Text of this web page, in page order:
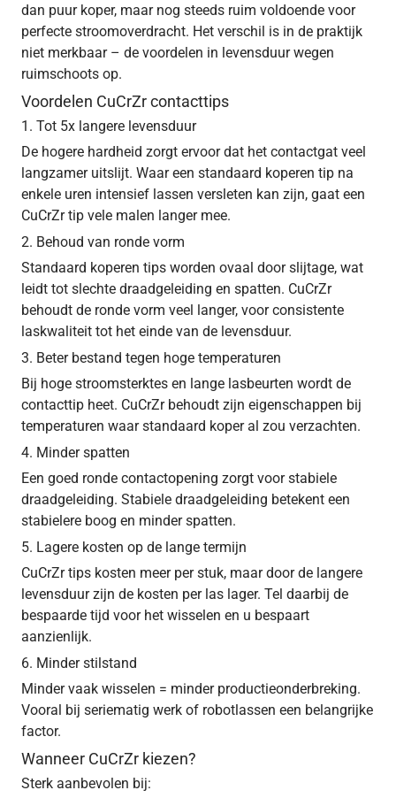
dan puur koper, maar nog steeds ruim voldoende voor
perfecte stroomoverdracht. Het verschil is in de praktijk
niet merkbaar – de voordelen in levensduur wegen
ruimschoots op.
Voordelen CuCrZr contacttips
1. Tot 5x langere levensduur
De hogere hardheid zorgt ervoor dat het contactgat veel
langzamer uitslijt. Waar een standaard koperen tip na
enkele uren intensief lassen versleten kan zijn, gaat een
CuCrZr tip vele malen langer mee.
2. Behoud van ronde vorm
Standaard koperen tips worden ovaal door slijtage, wat
leidt tot slechte draadgeleiding en spatten. CuCrZr
behoudt de ronde vorm veel langer, voor consistente
laskwaliteit tot het einde van de levensduur.
3. Beter bestand tegen hoge temperaturen
Bij hoge stroomsterktes en lange lasbeurten wordt de
contacttip heet. CuCrZr behoudt zijn eigenschappen bij
temperaturen waar standaard koper al zou verzachten.
4. Minder spatten
Een goed ronde contactopening zorgt voor stabiele
draadgeleiding. Stabiele draadgeleiding betekent een
stabielere boog en minder spatten.
5. Lagere kosten op de lange termijn
CuCrZr tips kosten meer per stuk, maar door de langere
levensduur zijn de kosten per las lager. Tel daarbij de
bespaarde tijd voor het wisselen en u bespaart
aanzienlijk.
6. Minder stilstand
Minder vaak wisselen = minder productieonderbreking.
Vooral bij seriematig werk of robotlassen een belangrijke
factor.
Wanneer CuCrZr kiezen?
Sterk aanbevolen bij: